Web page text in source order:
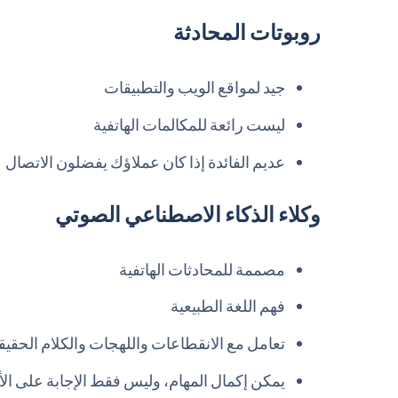
روبوتات المحادثة
جيد لمواقع الويب والتطبيقات
ليست رائعة للمكالمات الهاتفية
عديم الفائدة إذا كان عملاؤك يفضلون الاتصال
وكلاء الذكاء الاصطناعي الصوتي
مصممة للمحادثات الهاتفية
فهم اللغة الطبيعية
تعامل مع الانقطاعات واللهجات والكلام
يمكن إكمال المهام، وليس فقط الإجابة على